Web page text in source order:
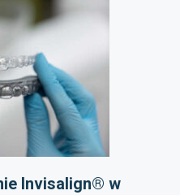
Invisalign® w